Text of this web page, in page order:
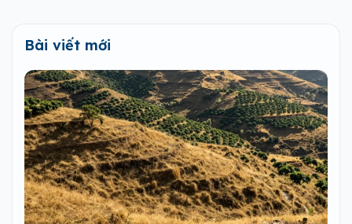
Bài viết mới